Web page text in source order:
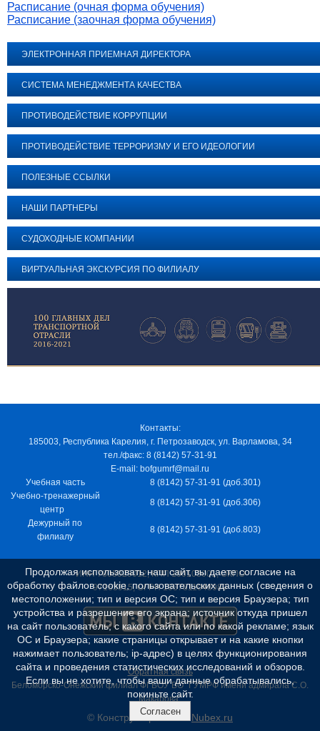
Расписание (очная форма обучения)
Расписание (заочная форма обучения)
ЭЛЕКТРОННАЯ ПРИЕМНАЯ ДИРЕКТОРА
СИСТЕМА МЕНЕДЖМЕНТА КАЧЕСТВА
ПРОТИВОДЕЙСТВИЕ КОРРУПЦИИ
ПРОТИВОДЕЙСТВИЕ ТЕРРОРИЗМУ И ЕГО ИДЕОЛОГИИ
ПОЛЕЗНЫЕ ССЫЛКИ
НАШИ ПАРТНЕРЫ
СУДОХОДНЫЕ КОМПАНИИ
ВИРТУАЛЬНАЯ ЭКСКУРСИЯ ПО ФИЛИАЛУ
Контакты:
185003, Республика Карелия, г. Петрозаводск, ул. Варламова, 34
тел./факс: 8 (8142) 57-31-91
E-mail: bofgumrf@mail.ru
Учебная часть
8 (8142) 57-31-91 (доб.301)
Учебно-тренажерный
центр
8 (8142) 57-31-91 (доб.306)
Дежурный по
филиалу
8 (8142) 57-31-91 (доб.803)
ИНН 7805029012, КПП 100103001, ОКПО
97163915, ОГРН 1037811048989
Обратная связь
Беломорско-Онежский филиал ФГБОУ ВО "ГУМРФ имени адмирала С.О.
Макарова"
© Конструктор сайтов Nubex.ru
Продолжая использовать наш сайт, вы даете согласие на
обработку файлов cookie, пользовательских данных (сведения о
местоположении; тип и версия ОС; тип и версия Браузера; тип
устройства и разрешение его экрана; источник откуда пришел
на сайт пользователь; с какого сайта или по какой рекламе; язык
ОС и Браузера; какие страницы открывает и на какие кнопки
нажимает пользователь; ip-адрес) в целях функционирования
сайта и проведения статистических исследований и обзоров.
Если вы не хотите, чтобы ваши данные обрабатывались,
покиньте сайт.
Согласен